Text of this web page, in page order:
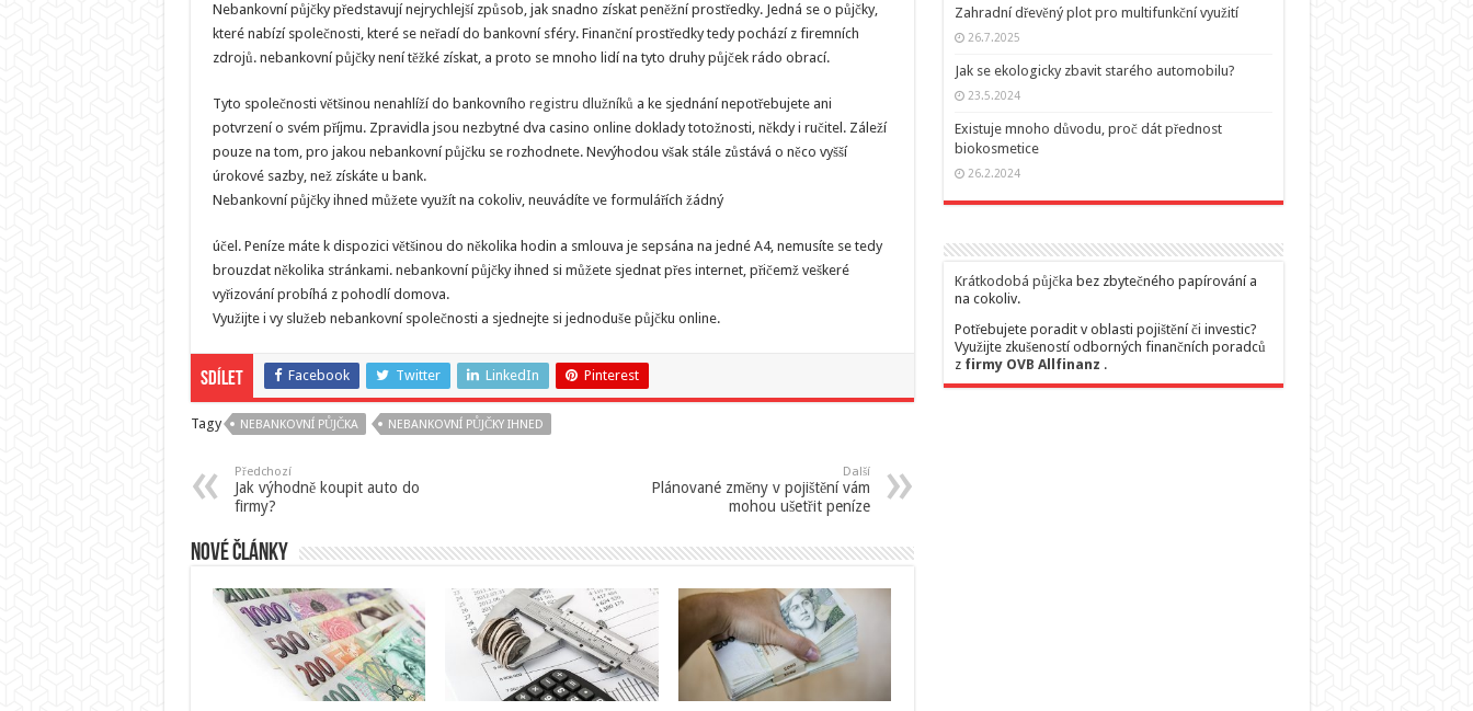
Nebankovní půjčky představují nejrychlejší způsob, jak snadno získat peněžní prostředky. Jedná se o půjčky,
které nabízí společnosti, které se neřadí do bankovní sféry. Finanční prostředky tedy pochází z firemních
zdrojů. nebankovní půjčky není těžké získat, a proto se mnoho lidí na tyto druhy půjček rádo obrací.
Tyto společnosti většinou nenahlíží do bankovního registru dlužníků a ke sjednání nepotřebujete ani
potvrzení o svém příjmu. Zpravidla jsou nezbytné dva casino online doklady totožnosti, někdy i ručitel. Záleží
pouze na tom, pro jakou nebankovní půjčku se rozhodnete. Nevýhodou však stále zůstává o něco vyšší
úrokové sazby, než získáte u bank.
Nebankovní půjčky ihned můžete využít na cokoliv, neuvádíte ve formulářích žádný
účel. Peníze máte k dispozici většinou do několika hodin a smlouva je sepsána na jedné A4, nemusíte se tedy
brouzdat několika stránkami. nebankovní půjčky ihned si můžete sjednat přes internet, přičemž veškeré
vyřizování probíhá z pohodlí domova.
Využijte i vy služeb nebankovní společnosti a sjednejte si jednoduše půjčku online.
Sdílet Facebook Twitter LinkedIn Pinterest
Tagy NEBANKOVNÍ PŮJČKA NEBANKOVNÍ PŮJČKY IHNED
Předchozí
Jak výhodně koupit auto do
firmy?
Další
Plánované změny v pojištění vám
mohou ušetřit peníze
Nové články
Zahradní dřevěný plot pro multifunkční využití
26.7.2025
Jak se ekologicky zbavit starého automobilu?
23.5.2024
Existuje mnoho důvodu, proč dát přednost
biokosmetice
26.2.2024
Krátkodobá půjčka bez zbytečného papírování a
na cokoliv.
Potřebujete poradit v oblasti pojištění či investic?
Využijte zkušeností odborných finančních poradců
z firmy OVB Allfinanz .